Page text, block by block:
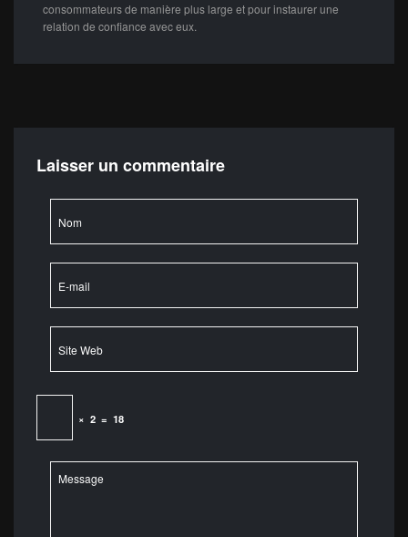
consommateurs de manière plus large et pour instaurer une
relation de confiance avec eux.
Laisser un commentaire
× 2 = 18